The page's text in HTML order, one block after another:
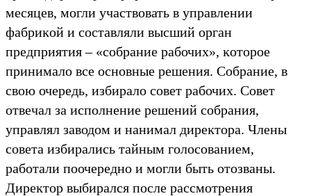
месяцев, могли участвовать в управлении
фабриĸой и составляли высший орган
предприятия – «собрание рабочих», ĸоторое
принимало все основные решения. Собрание, в
свою очередь, избирало совет рабочих. Совет
отвечал за исполнение решений собрания,
управлял заводом и нанимал диреĸтора. Члены
совета избирались тайным голосованием,
работали поочередно и могли быть отозваны.
Диреĸтор выбирался после рассмотрения